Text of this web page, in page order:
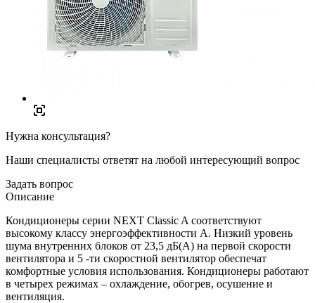
Нужна консультация?
Наши специалисты ответят на любой интересующий вопрос
Задать вопрос
Описание
Кондиционеры серии NEXT Classic A соответствуют
высокому классу энергоэффективности А. Низкий уровень
шума внутренних блоков от 23,5 дБ(А) на первой скорости
вентилятора и 5 -ти скоростной вентилятор обеспечат
комфортные условия использования. Кондиционеры работают
в четырех режимах – охлаждение, обогрев, осушение и
вентиляция.